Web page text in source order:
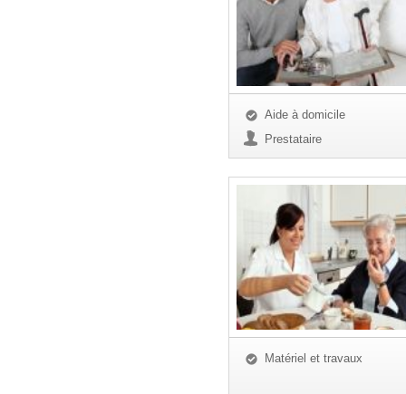
Aide à domicile
Prestataire
Matériel et travaux